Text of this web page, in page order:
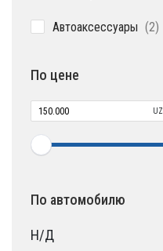
Автоаксессуары 22
По цене
По автомобилю
Н/Д